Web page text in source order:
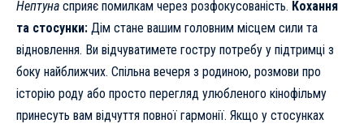
Нептуна сприяє помилкам через розфокусованість. Кохання
та стосунки: Дім стане вашим головним місцем сили та
відновлення. Ви відчуватимете гостру потребу у підтримці з
боку найближчих. Спільна вечеря з родиною, розмови про
історію роду або просто перегляд улюбленого кінофільму
принесуть вам відчуття повної гармонії. Якщо у стосунках